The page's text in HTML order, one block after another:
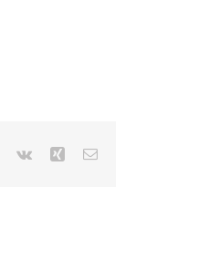
Pinterest
Vk Xing E-